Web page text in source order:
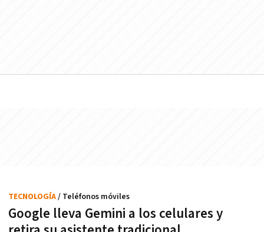
Google lleva Gemini a los celulares y
TECNOLOGÍA/ Teléfonos móviles